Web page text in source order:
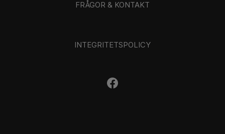
FRÅGOR & KONTAKT
INTEGRITETSPOLICY